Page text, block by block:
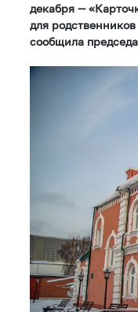
декабря —
для
сообщила